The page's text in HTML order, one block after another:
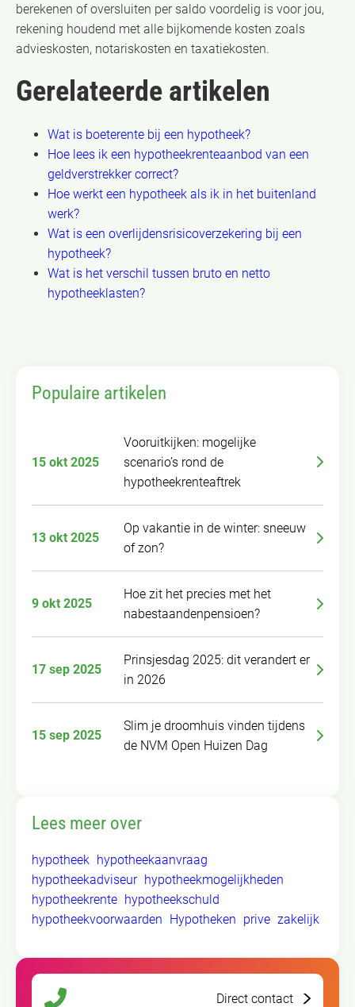
berekenen of oversluiten per saldo voordelig is voor jou,
rekening houdend met alle bijkomende kosten zoals
advieskosten, notariskosten en taxatiekosten.
Gerelateerde artikelen
Wat is boeterente bij een hypotheek?
Hoe lees ik een hypotheekrenteaanbod van een
geldverstrekker correct?
Hoe werkt een hypotheek als ik in het buitenland
werk?
Wat is een overlijdensrisicoverzekering bij een
hypotheek?
Wat is het verschil tussen bruto en netto
hypotheeklasten?
Populaire artikelen
15 okt 2025
Vooruitkijken: mogelijke
scenario’s rond de
hypotheekrenteaftrek
13 okt 2025
Op vakantie in de winter: sneeuw
of zon?
9 okt 2025
Hoe zit het precies met het
nabestaandenpensioen?
17 sep 2025
Prinsjesdag 2025: dit verandert er
in 2026
15 sep 2025
Slim je droomhuis vinden tijdens
de NVM Open Huizen Dag
Lees meer over
hypotheek hypotheekaanvraag
hypotheekadviseur hypotheekmogelijkheden
hypotheekrente hypotheekschuld
hypotheekvoorwaarden Hypotheken prive zakelijk
Direct contact